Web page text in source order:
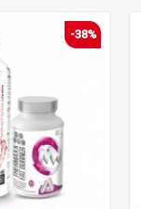
-38%